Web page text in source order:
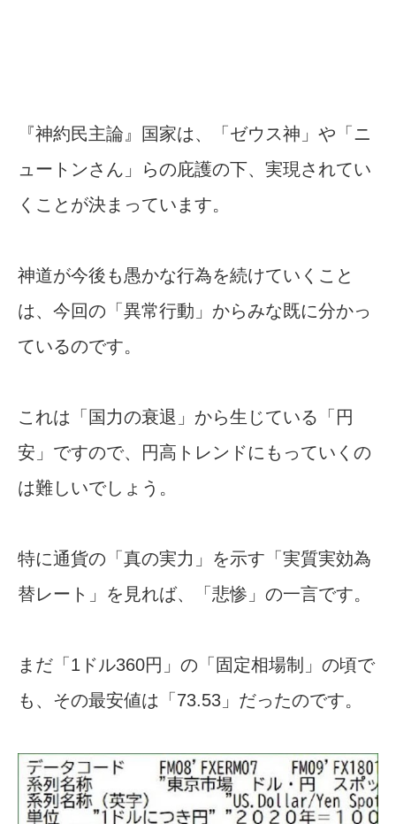
『神約民主論』国家は、「ゼウス神」や「ニ
ュートンさん」らの庇護の下、実現されてい
くことが決まっています。
神道が今後も愚かな行為を続けていくこと
は、今回の「異常行動」からみな既に分かっ
ているのです。
これは「国力の衰退」から生じている「円
安」ですので、円高トレンドにもっていくの
は難しいでしょう。
特に通貨の「真の実力」を示す「実質実効為
替レート」を見れば、「悲惨」の一言です。
まだ「1ドル360円」の「固定相場制」の頃で
も、その最安値は「73.53」だったのです。